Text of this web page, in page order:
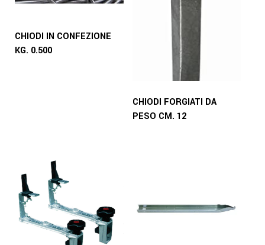
CHIODI IN CONFEZIONE
KG. 0.500
CHIODI FORGIATI DA
PESO CM. 12